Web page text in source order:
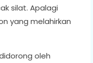
silat. Apalagi
yang melahirkan
oleh